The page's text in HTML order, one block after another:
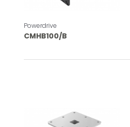
Powerdrive
CMHB100/B